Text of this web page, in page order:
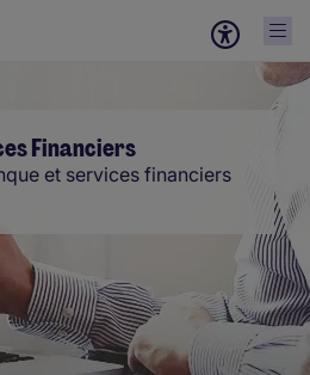
Financiers
et services financiers